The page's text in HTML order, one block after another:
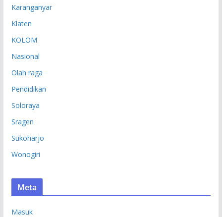
Karanganyar
Klaten
KOLOM
Nasional
Olah raga
Pendidikan
Soloraya
Sragen
Sukoharjo
Wonogiri
Meta
Masuk